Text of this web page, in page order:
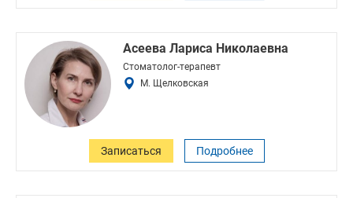
Асеева Лариса Николаевна
Стоматолог-терапевт
М. Щелковская
Записаться Подробнее